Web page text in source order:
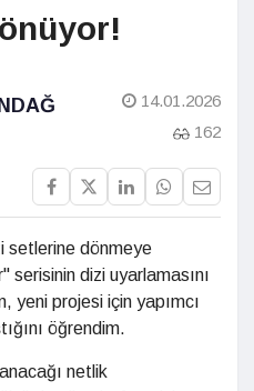
14.01.2026
162
setlerine dönmeye
serisinin dizi uyarlamasını
yeni projesi için yapımcı
öğrendim.
netlik